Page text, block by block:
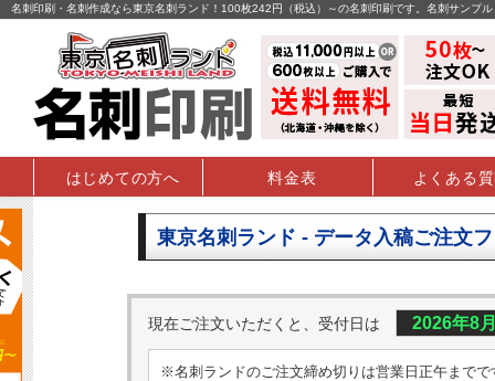
名刺印刷・名刺作成なら東京名刺ランド！100枚242円（税込）～の名刺印刷です。名刺サンプ
はじめての方へ 料金表 よくある
東京名刺ランド - データ入稿ご注文
現在ご注文いただくと、受付日は 2026年8
※名刺ランドのご注文締め切りは営業日正午までで